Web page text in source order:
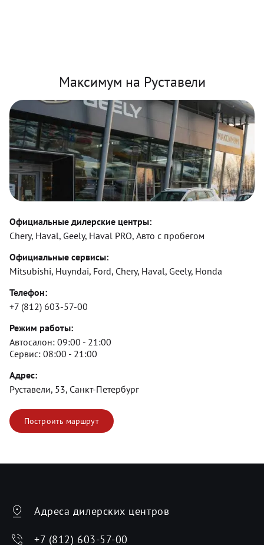
Максимум на Руставели
Официальные дилерские центры:
Chery, Haval, Geely, Haval PRO, Авто с пробегом
Официальные сервисы:
Mitsubishi, Huyndai, Ford, Chery, Haval, Geely, Honda
Телефон:
+7 (812) 603-57-00
Режим работы:
Автосалон: 09:00 - 21:00
Сервис: 08:00 - 21:00
Адрес:
Руставели, 53, Санкт-Петербург
Построить маршрут
Адреса дилерских центров
+7 (812) 603-57-00